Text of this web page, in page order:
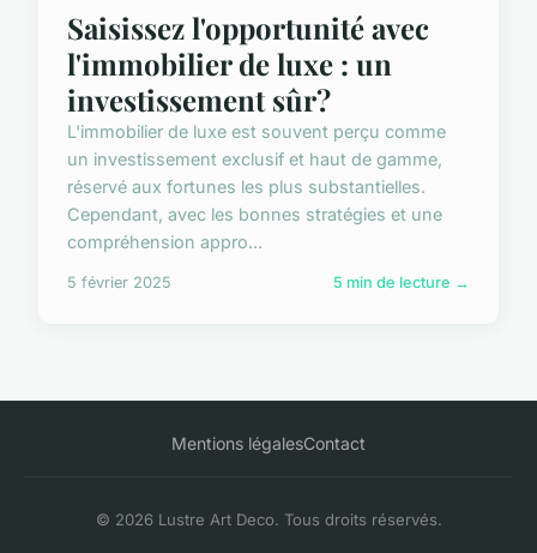
Saisissez l'opportunité avec
l'immobilier de luxe : un
investissement sûr?
L'immobilier de luxe est souvent perçu comme
un investissement exclusif et haut de gamme,
réservé aux fortunes les plus substantielles.
Cependant, avec les bonnes stratégies et une
compréhension appro...
5 février 2025 5 min de lecture →
Mentions légalesContact
© 2026 Lustre Art Deco. Tous droits réservés.